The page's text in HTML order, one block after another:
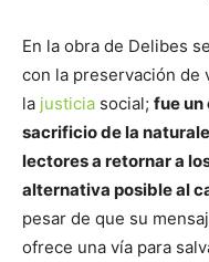
En la obra de Delibes
con la preservación de
la justicia social; fue
sacrificio de la
lectores a retornar a
alternativa posible al
pesar de que su
ofrece una vía para